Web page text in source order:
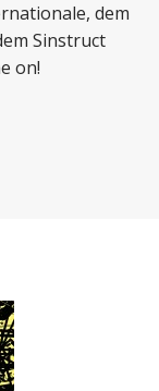
dem
Sinstruct
on!